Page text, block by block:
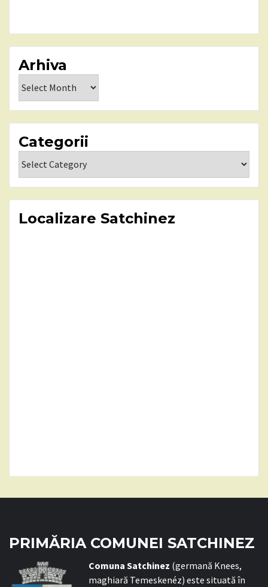
Arhiva
Categorii
Localizare Satchinez
PRIMĂRIA COMUNEI SATCHINEZ
Comuna Satchinez (germană Knees,
maghiară Temeskenéz) este situată în